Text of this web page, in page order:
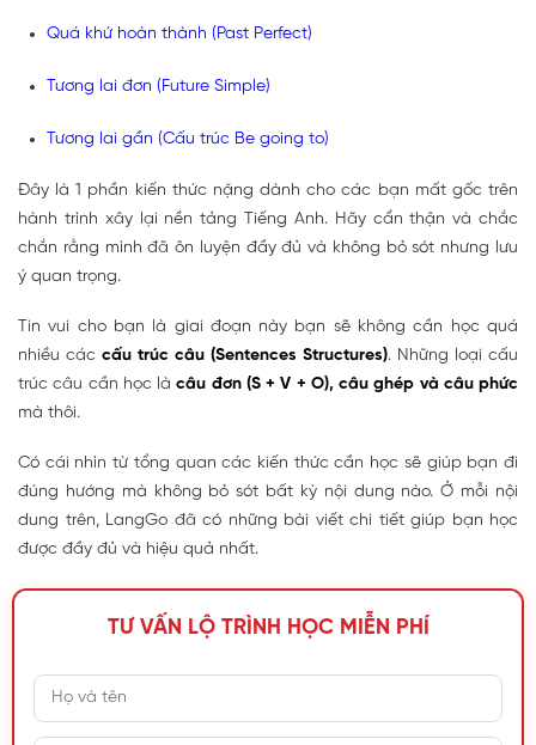
Quá khứ hoàn thành (Past Perfect)
Tương lai đơn (Future Simple)
Tương lai gần (Cấu trúc Be going to)
Đây là 1 phần kiến thức nặng dành cho các bạn mất gốc trên
hành trình xây lại nền tảng Tiếng Anh. Hãy cẩn thận và chắc
chắn rằng mình đã ôn luyện đầy đủ và không bỏ sót nhưng lưu
ý quan trọng.
Tin vui cho bạn là giai đoạn này bạn sẽ không cần học quá
nhiều các cấu trúc câu (Sentences Structures). Những loại cấu
trúc câu cần học làcâu đơn (S + V + O), câu ghép và câu phức
mà thôi.
Có cái nhìn từ tổng quan các kiến thức cần học sẽ giúp bạn đi
đúng hướng mà không bỏ sót bất kỳ nội dung nào. Ở mỗi nội
dung trên, LangGo đã có những bài viết chi tiết giúp bạn học
được đầy đủ và hiệu quả nhất.
TƯ VẤN LỘ TRÌNH HỌC MIỄN PHÍ